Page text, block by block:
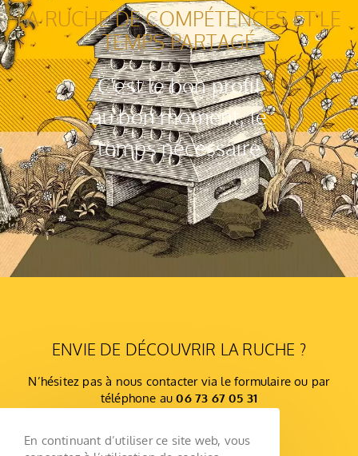
LA RUCHE DE COMPÉTENCES ET LE
TEMPS PARTAGÉ
C'est le bon profil
au bon moment, le
temps nécessaire
ENVIE DE DÉCOUVRIR LA RUCHE ?
N’hésitez pas à nous contacter via le formulaire ou par
téléphone au06 73 67 05 31
Contactez-nous
En continuant d’utiliser ce site web, vous